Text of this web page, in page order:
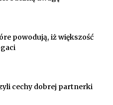
powodują, iż większość
cechy dobrej partnerki